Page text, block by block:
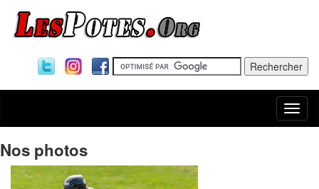
Nos photos